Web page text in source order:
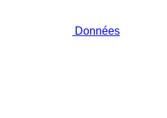
Données